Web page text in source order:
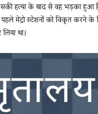
उसकी हत्या के बाद से वह भड़का
मेट्रो स्टेशनों को विकृत करने के
था।